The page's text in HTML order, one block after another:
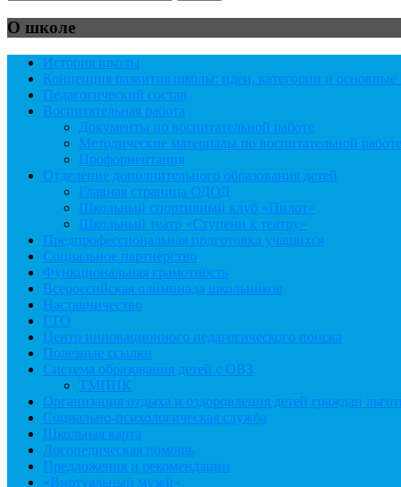
О школе
История школы
Концепция развития школы: идеи, категории и
Педагогический состав
Воспитательная работа
Документы по воспитательной работе
Методические материалы по воспитательной работе
Профориентация
Отделение дополнительного образования детей
Главная страница ОДОД
Школьный спортивный клуб «Пилот»
Школьный театр «Ступени к театру»
Предпрофессиональная подготовка учащихся
Социальное партнёрство
Функциональная грамотность
Всероссийская олимпиада школьников
Наставничество
ГТО
Центр инновационного педагогического поиска
Полезные ссылки
Система образования детей с ОВЗ
ТМППК
Организация отдыха и оздоровления детей граждан
Социально-психологическая служба
Школьная карта
Логопедическая помощь
Предложения и рекомендации
«Виртуальный музей»